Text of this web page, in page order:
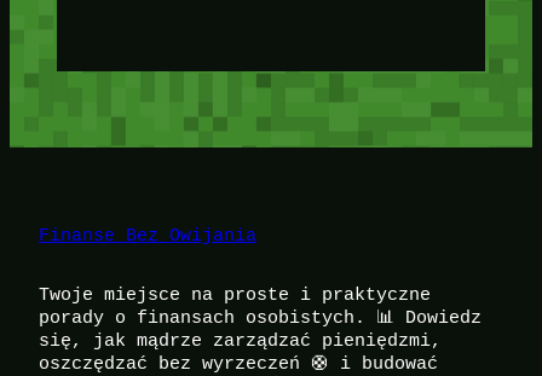
Finanse Bez Owijania
Twoje miejsce na proste i praktyczne
porady o finansach osobistych. 📊 Dowiedz
się, jak mądrze zarządzać pieniędzmi,
oszczędzać bez wyrzeczeń 🛟 i budować